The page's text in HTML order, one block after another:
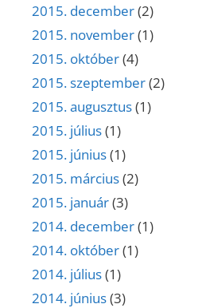
2015. december(2)
2015. november(1)
2015. október(4)
2015. szeptember(2)
2015. augusztus(1)
2015. július(1)
2015. június(1)
2015. március(2)
2015. január(3)
2014. december(1)
2014. október(1)
2014. július(1)
2014. június(3)